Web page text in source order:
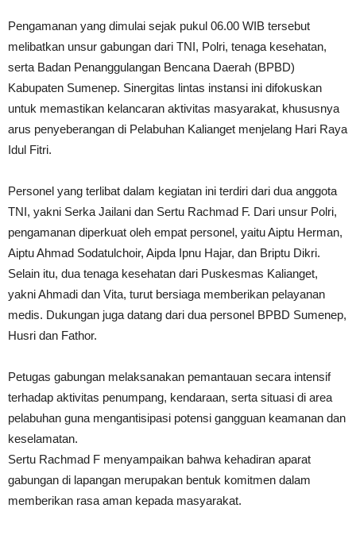
Pengamanan yang dimulai sejak pukul 06.00 WIB tersebut
melibatkan unsur gabungan dari TNI, Polri, tenaga kesehatan,
serta Badan Penanggulangan Bencana Daerah (BPBD)
Kabupaten Sumenep. Sinergitas lintas instansi ini difokuskan
untuk memastikan kelancaran aktivitas masyarakat, khususnya
arus penyeberangan di Pelabuhan Kalianget menjelang Hari Raya
Idul Fitri.
Personel yang terlibat dalam kegiatan ini terdiri dari dua anggota
TNI, yakni Serka Jailani dan Sertu Rachmad F. Dari unsur Polri,
pengamanan diperkuat oleh empat personel, yaitu Aiptu Herman,
Aiptu Ahmad Sodatulchoir, Aipda Ipnu Hajar, dan Briptu Dikri.
Selain itu, dua tenaga kesehatan dari Puskesmas Kalianget,
yakni Ahmadi dan Vita, turut bersiaga memberikan pelayanan
medis. Dukungan juga datang dari dua personel BPBD Sumenep,
Husri dan Fathor.
Petugas gabungan melaksanakan pemantauan secara intensif
terhadap aktivitas penumpang, kendaraan, serta situasi di area
pelabuhan guna mengantisipasi potensi gangguan keamanan dan
keselamatan.
Sertu Rachmad F menyampaikan bahwa kehadiran aparat
gabungan di lapangan merupakan bentuk komitmen dalam
memberikan rasa aman kepada masyarakat.